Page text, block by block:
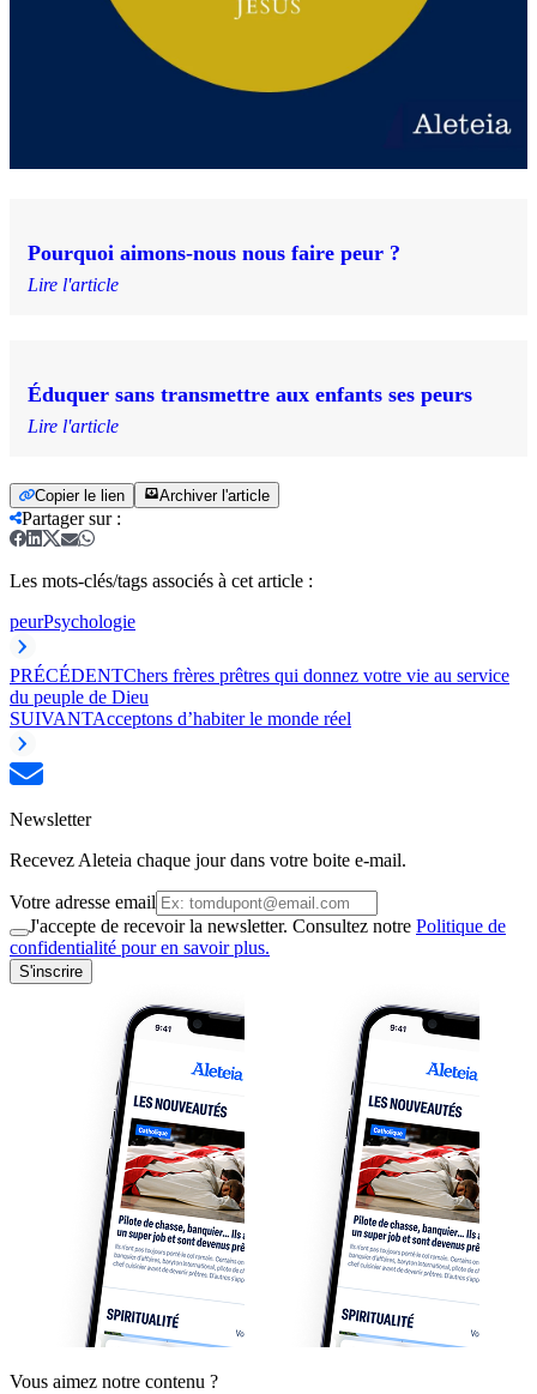
Pourquoi aimons-nous nous faire peur ?
Lire l'article
Éduquer sans transmettre aux enfants ses peurs
Lire l'article
Copier le lien Archiver l'article
Partager sur:
Les mots-clés/tags associés à cet article :
peurPsychologie
PRÉCÉDENTChers frères prêtres qui donnez votre vie au service
du peuple de Dieu
SUIVANTAcceptons d’habiter le monde réel
Newsletter
Recevez Aleteia chaque jour dans votre boite e-mail.
Votre adresse email
J'accepte de recevoir la newsletter. Consultez notre Politique de
confidentialité pour en savoir plus.
S'inscrire
Vous aimez notre contenu ?